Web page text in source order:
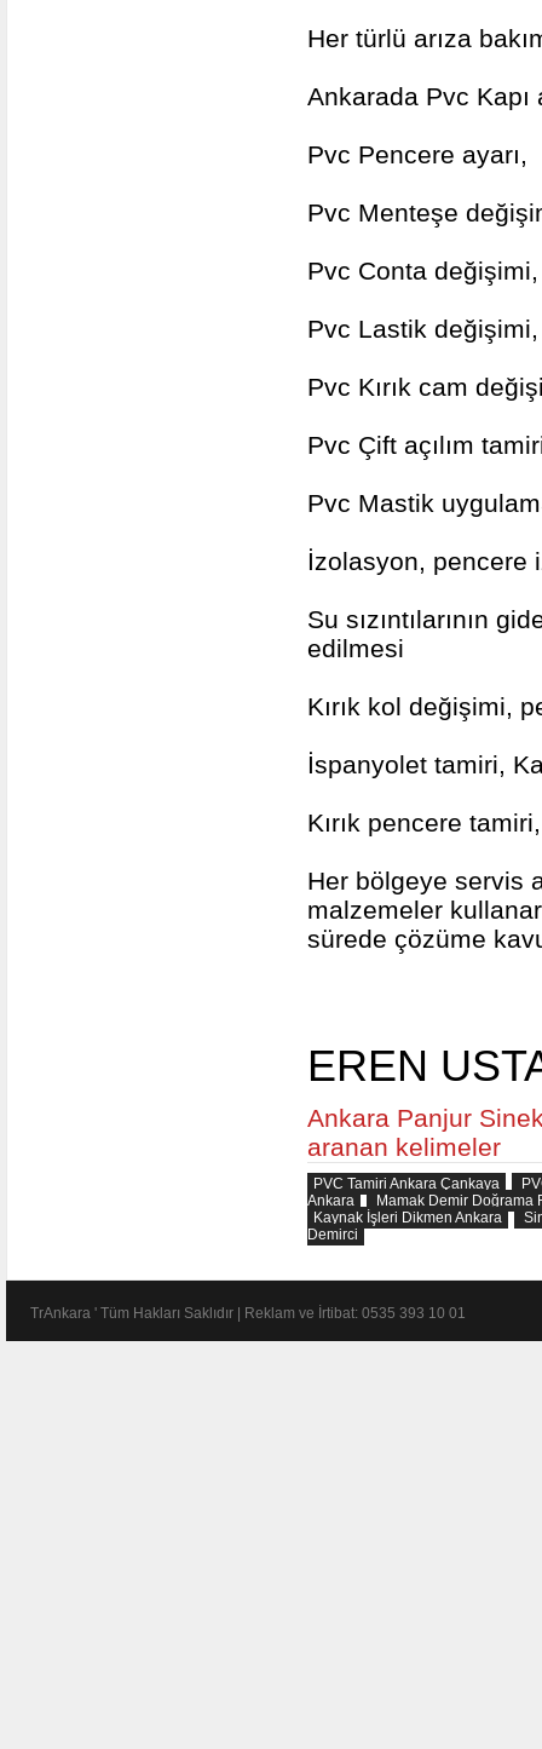
Her türlü arıza
Ankarada Pvc Kapı
Pvc Pencere ayarı,
Pvc Menteşe
Pvc Conta
Pvc Lastik değişimi,
Pvc Kırık cam
Pvc Çift açılım
Pvc Mastik
İzolasyon, pencere
Su sızıntılarının
edilmesi
Kırık kol değişimi,
İspanyolet tamiri,
Kırık pencere tamiri,
Her bölgeye servis
malzemeler
sürede çözüme
EREN
Ankara Panjur
aranan kelimeler
PVC Tamiri Ankara Çankaya
Ankara
Mamak Demir Doğrama
Kaynak İşleri Dikmen Ankara
Demirci
TrAnkara ' Tüm Hakları Saklıdır | Reklam ve İrtibat: 0535 393 10 01